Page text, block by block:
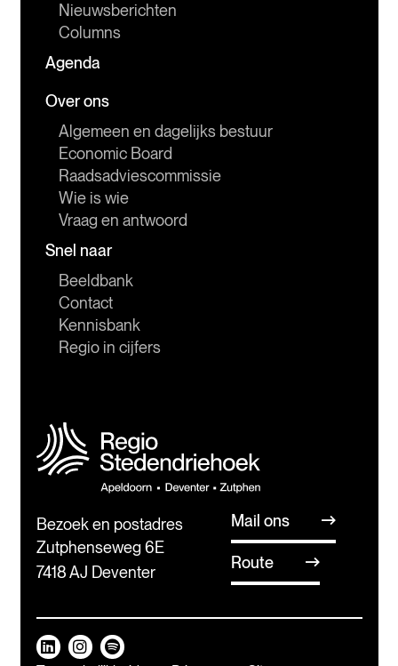
Nieuwsberichten
Columns
Agenda
Over ons
Algemeen en dagelijks bestuur
Economic Board
Raadsadviescommissie
Wie is wie
Vraag en antwoord
Snel naar
Beeldbank
Contact
Kennisbank
Regio in cijfers
Bezoek en postadres
Zutphenseweg 6E
7418 AJ Deventer
Mail ons
Route